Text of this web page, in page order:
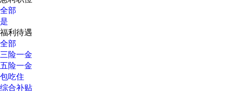
全部
是
福利待遇
全部
三险一金
五险一金
包吃住
综合补贴